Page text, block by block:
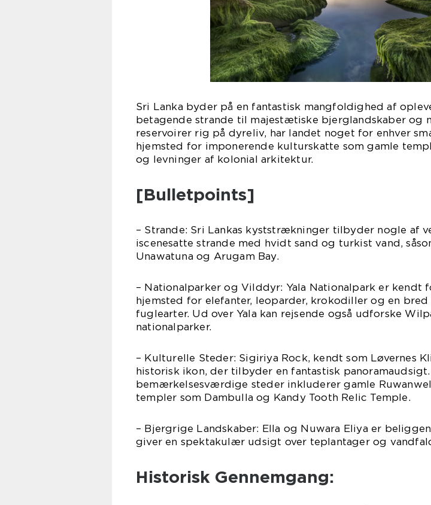
Sri Lanka byder på en fantastisk mangfoldighed af
betagende strande til majestætiske bjerglandskaber og
reservoirer rig på dyreliv, har landet noget for enhver
hjemsted for imponerende kulturskatte som gamle
og levninger af kolonial arkitektur.
[Bulletpoints]
– Strande: Sri Lankas kyststrækninger tilbyder nogle af
iscenesatte strande med hvidt sand og turkist vand,
Unawatuna og Arugam Bay.
– Nationalparker og Vilddyr: Yala Nationalpark er kendt
hjemsted for elefanter, leoparder, krokodiller og en
fuglearter. Ud over Yala kan rejsende også udforske
nationalparker.
– Kulturelle Steder: Sigiriya Rock, kendt som Løvernes
historisk ikon, der tilbyder en fantastisk
bemærkelsesværdige steder inkluderer gamle
templer som Dambulla og Kandy Tooth Relic Temple.
– Bjergrige Landskaber: Ella og Nuwara Eliya er
giver en spektakulær udsigt over teplantager og
Historisk Gennemgang: